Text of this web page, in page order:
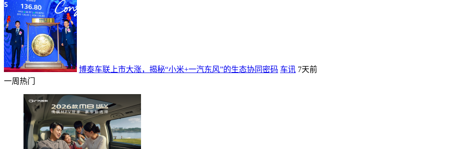
博泰车联上市大涨，揭秘“小米+一汽东风”的生态协同密码 车讯 7天前
一周热门